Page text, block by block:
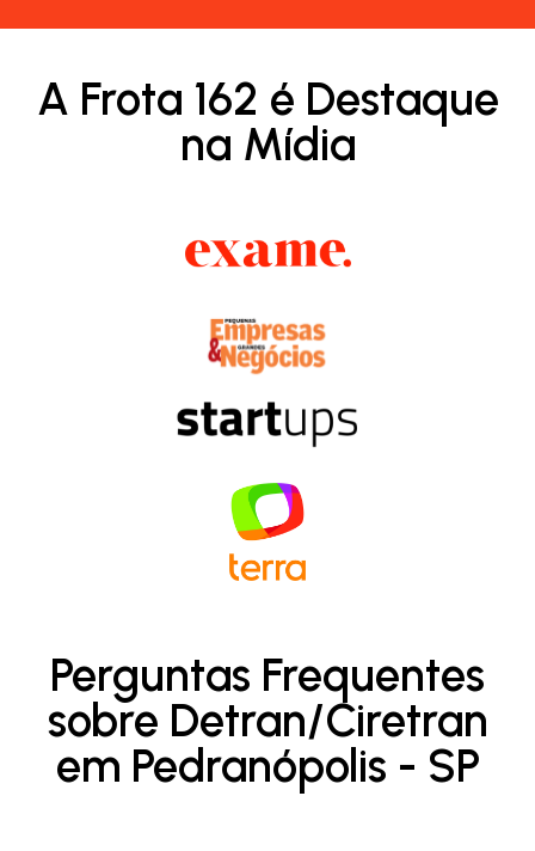
A Frota 162 é Destaque
na Mídia
Perguntas Frequentes
sobre Detran/Ciretran
em Pedranópolis - SP